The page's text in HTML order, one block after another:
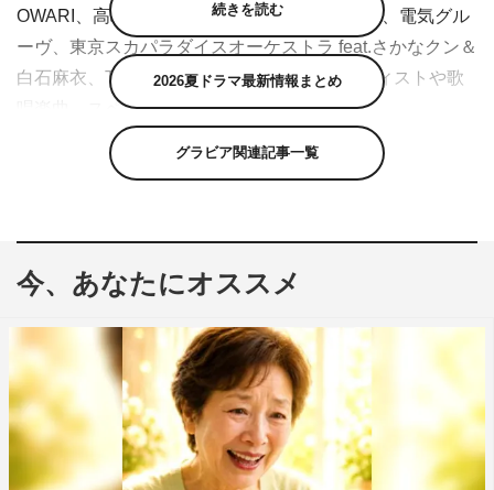
OWARI、高嶋ちさ子 12人のヴァイオリニスト、電気グル
ーヴ、東京スカパラダイスオーケストラ feat.さかなクン＆
白石麻衣、TWICEの12組。今後も追加アーティストや歌
唱楽曲、スペシャル企画が順次発表される。
2015年にスタートし、4年目を迎える同番組。今年は
名曲」が発表される。さらに、スペシャルゲストの登場
や、豪華コラボレーション企画も進行中。一般公募による
れ、優勝した1組が出演を果たす。
司会はタモリ、弘中綾香アナウンサー。
＜第1弾出演アーティスト＞
嵐、A.B.C-Z、KAT-TUN、関ジャニ∞、Kis-My-Ft2、King
続きを読む
2026夏ドラマ最新情報まとめ
グラビア関連記事一覧
今、あなたにオススメ